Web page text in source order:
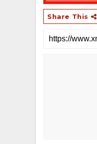
Share This